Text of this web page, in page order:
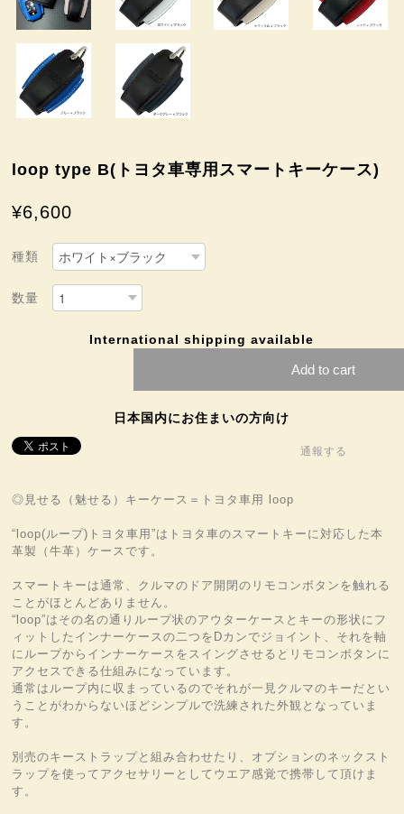
loop type B(トヨタ車専用スマートキーケース)
¥6,600
種類
数量
International shipping available
Add to cart
日本国内にお住まいの方向け
通報する
◎見せる（魅せる）キーケース＝トヨタ車用 loop
“loop(ループ)トヨタ車用”はトヨタ車のスマートキーに対応した本
革製（牛革）ケースです。
スマートキーは通常、クルマのドア開閉のリモコンボタンを触れる
ことがほとんどありません。
“loop”はその名の通りループ状のアウターケースとキーの形状にフ
ィットしたインナーケースの二つをDカンでジョイント、それを軸
にループからインナーケースをスイングさせるとリモコンボタンに
アクセスできる仕組みになっています。
通常はループ内に収まっているのでそれが一見クルマのキーだとい
うことがわからないほどシンプルで洗練された外観となっていま
す。
別売のキーストラップと組み合わせたり、オプションのネックスト
ラップを使ってアクセサリーとしてウエア感覚で携帯して頂けま
す。